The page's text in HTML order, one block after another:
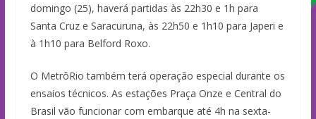
domingo (25), haverá partidas às 22h30 e 1h para
Santa Cruz e Saracuruna, às 22h50 e 1h10 para Japeri e
à 1h10 para Belford Roxo.
O MetrôRio também terá operação especial durante os
ensaios técnicos. As estações Praça Onze e Central do
Brasil vão funcionar com embarque até 4h na sexta-